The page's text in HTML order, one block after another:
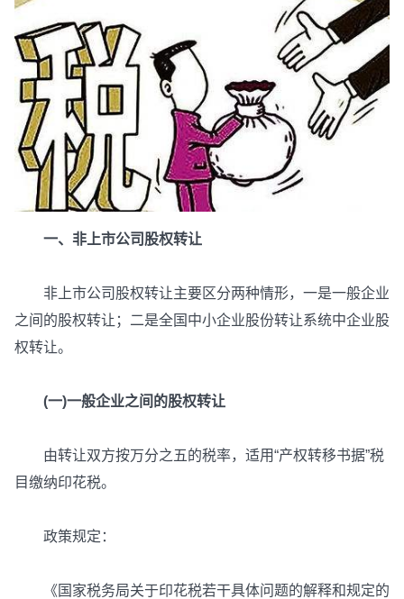
一、非上市公司股权转让
非上市公司股权转让主要区分两种情形，一是一般企业
之间的股权转让；二是全国中小企业股份转让系统中企业股
权转让。
(一)一般企业之间的股权转让
由转让双方按万分之五的税率，适用“产权转移书据”税
目缴纳印花税。
政策规定：
《国家税务局关于印花税若干具体问题的解释和规定的